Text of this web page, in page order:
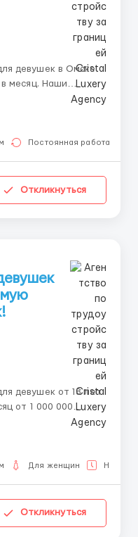
девушек в Омске
Наши
и развеет
на работу иногор...
Постоянная работа
Откликнуться
девушек от 18 лет
от 1 000 000
тебе на все
7 и развеет твои
Для женщин
Откликнуться